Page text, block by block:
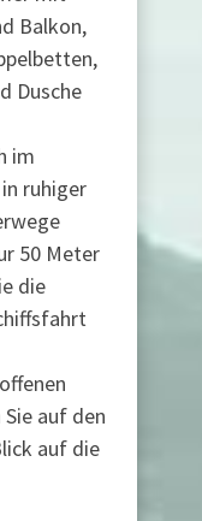
Balkon,
Dusche
im
ruhiger
50 Meter
die
auf den
auf die